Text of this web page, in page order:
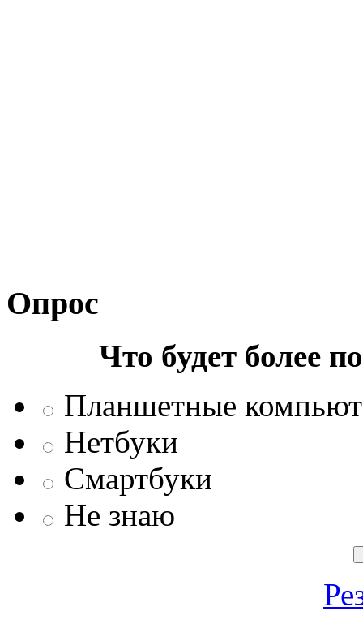
Опрос
Что будет более
Планшетные
Нетбуки
Смартбуки
Не знаю